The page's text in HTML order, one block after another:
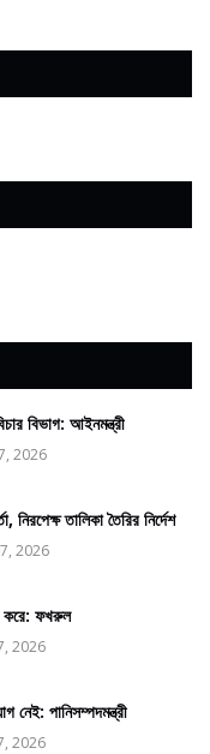
বিভাগ: আইনমন্ত্রী
2026
নিরপেক্ষ তালিকা তৈরির নির্দেশ
2026
করে: ফখরুল
2026
নেই: পানিসম্পদমন্ত্রী
2026